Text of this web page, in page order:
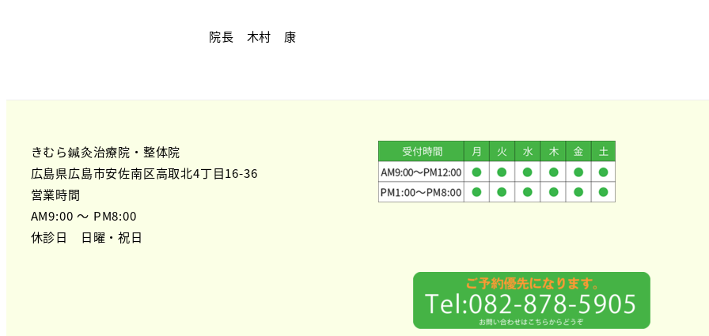
院長 木村 康
きむら鍼灸治療院・整体院
広島県広島市安佐南区高取北4丁目16-36
営業時間
AM9:00 ～ PM8:00
休診日 日曜・祝日